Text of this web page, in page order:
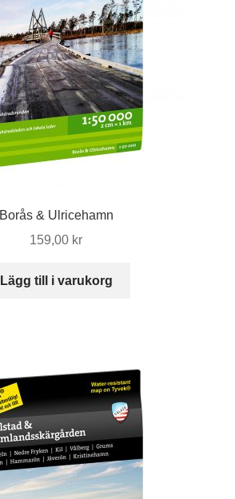
Borås & Ulricehamn
159,00 kr
Lägg till i varukorg